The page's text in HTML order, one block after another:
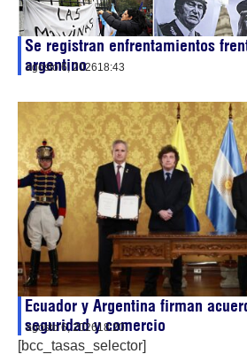
Se registran enfrentamientos
argentino
agosto 6, 202618:43
Ecuador y Argentina firman
seguridad y comercio
agosto 6, 202618:20
[bcc_tasas_selector]